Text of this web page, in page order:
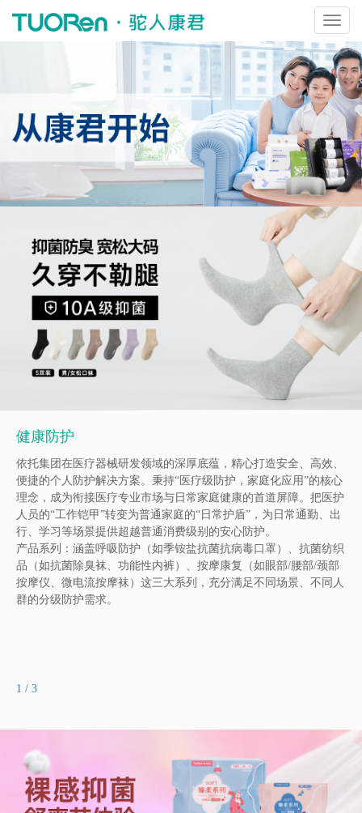
切
换
导
航
健康防护
依托集团在医疗器械研发领域的深厚底蕴，精心打造安全、高效、
便捷的个人防护解决方案。秉持“医疗级防护，家庭化应用”的核心
理念，成为衔接医疗专业市场与日常家庭健康的首道屏障。把医护
人员的“工作铠甲”转变为普通家庭的“日常护盾”，为日常通勤、出
行、学习等场景提供超越普通消费级别的安心防护。
产品系列：涵盖呼吸防护（如季铵盐抗菌抗病毒口罩）、抗菌纺织
品（如抗菌除臭袜、功能性内裤）、按摩康复（如眼部/腰部/颈部
按摩仪、微电流按摩袜）这三大系列，充分满足不同场景、不同人
群的分级防护需求。
2 / 3